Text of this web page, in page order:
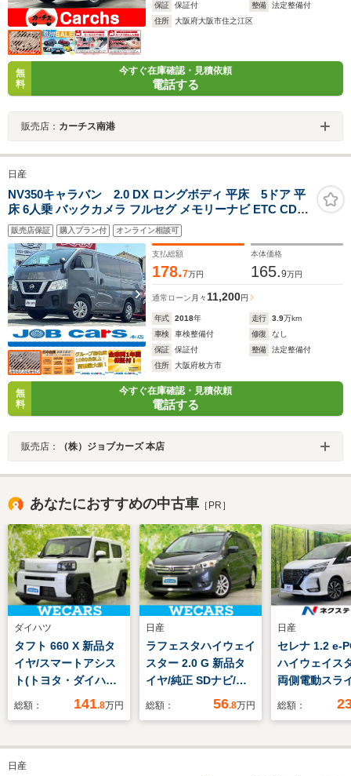
保証
保証付 整備
法定整備付
住所
大阪府大阪市住之江区
無
料
今すぐ在庫確認・見積依頼
電話する
販売店： カーチス南港
日産
NV350キャラバン 2.0 DX ロングボディ 平床 5ドア 平
床 6人乗 バックカメラ フルセグ メモリーナビ ETC CD
Bluetooth接続 衝突被害軽減システム キーレスエントリ
ー 盗難防止システム 両側スライドドア 記録簿 ABS ESC
パワーステアリング パワーウィンドウ
販売店保証 購入プラン付 オンライン相談可
支払総額
178.7万円
本体価格
165.9万円
通常ローン 月々 11,200円
年式 2018年 走行 3.9万km
車検
車検整備付 修復
なし
保証
保証付 整備
法定整備付
住所
大阪府枚方市
無
料
今すぐ在庫確認・見積依頼
電話する
販売店： （株）ジョブカーズ 本店
あなたにおすすめの中古車 ［PR］
ダイハツ
タフト 660 X 新品タ
イヤ/スマートアシス
ト(トヨタ・ダイハツ)/
車線逸脱防止支援シス
アイドリングストッ
プ/禁煙車/パワーウイ
総額： 141.8万円
日産
ラフェスタハイウェイ
スター 2.0 G 新品タ
イヤ/純正 SDナビ/両
側電動スライドドア/
続/ETC/EBD付ABS/横
総額： 56.8万円
日産
セレナ 1.2 e-
ハイウェイス
両側電動ス
正10型ナビ
衝突被害軽減
総額：
日産